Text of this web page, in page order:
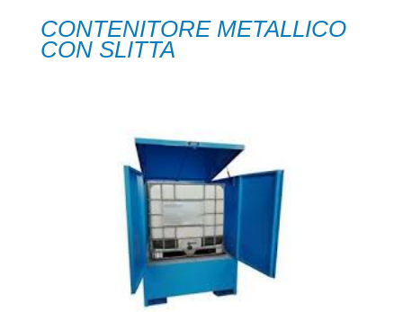
CONTENITORE METALLICO
CON SLITTA